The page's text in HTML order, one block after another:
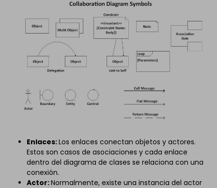
Enlaces:Los enlaces conectan objetos y actores.
Estos son casos de asociaciones y cada enlace
dentro del diagrama de clases se relaciona con una
conexión.
Actor:Normalmente, existe una instancia del actor